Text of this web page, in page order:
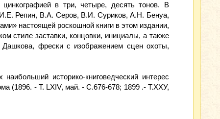
в три, четыре, десять тонов. В
Репин, В.А. Серов, В.И. Суриков, А.Н. Бенуа,
настоящей роскошной книги в этом издании,
стиле заставки, концовки, инициалы, а также
фрески с изображением сцен охоты,
историко-книговедческий интерес
(1896. - Т. LXIV, май. - С.676-678; 1899 .- Т.ХХУ,